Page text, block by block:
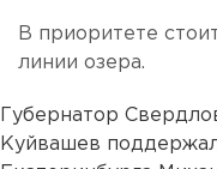
В приоритете
линии озера.
Губернатор
Куйвашев